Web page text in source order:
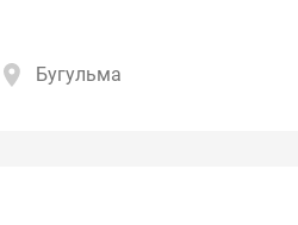
Бугульма